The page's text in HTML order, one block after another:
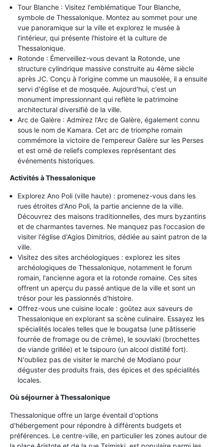
Tour Blanche : Visitez l'emblématique Tour Blanche,
symbole de Thessalonique. Montez au sommet pour une
vue panoramique sur la ville et explorez le musée à
l'intérieur, qui présente l'histoire et la culture de
Thessalonique.
Rotonde : Émerveillez-vous devant la Rotonde, une
structure cylindrique massive construite au 4ème siècle
après JC. Conçu à l'origine comme un mausolée, il a ensuite
servi d'église et de mosquée. Aujourd'hui, c'est un
monument impressionnant qui reflète le patrimoine
architectural diversifié de la ville.
Arc de Galère : Admirez l'Arc de Galère, également connu
sous le nom de Kamara. Cet arc de triomphe romain
commémore la victoire de l'empereur Galère sur les Perses
et est orné de reliefs complexes représentant des
événements historiques.
Activités à Thessalonique
Explorez Ano Poli (ville haute) : promenez-vous dans les
rues étroites d'Ano Poli, la partie ancienne de la ville.
Découvrez des maisons traditionnelles, des murs byzantins
et de charmantes tavernes. Ne manquez pas l'occasion de
visiter l'église d'Agios Dimitrios, dédiée au saint patron de la
ville.
Visitez des sites archéologiques : explorez les sites
archéologiques de Thessalonique, notamment le forum
romain, l'ancienne agora et la rotonde romaine. Ces sites
offrent un aperçu du passé antique de la ville et sont un
trésor pour les passionnés d'histoire.
Offrez-vous une cuisine locale : goûtez aux saveurs de
Thessalonique en explorant sa scène culinaire. Essayez les
spécialités locales telles que le bougatsa (une pâtisserie
fourrée de fromage ou de crème), le souvlaki (brochettes
de viande grillée) et le tsipouro (un alcool distillé fort).
N'oubliez pas de visiter le marché de Modiano pour
déguster des produits frais, des épices et des spécialités
locales.
Où séjourner à Thessalonique
Thessalonique offre un large éventail d'options
d'hébergement pour répondre à différents budgets et
préférences. Le centre-ville, en particulier les zones autour de